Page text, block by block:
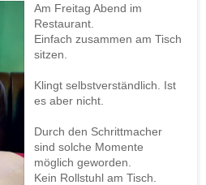
Am Freitag Abend im
Restaurant.
Einfach zusammen am Tisch
sitzen.
Klingt selbstverständlich. Ist
es aber nicht.
Durch den Schrittmacher
sind solche Momente
möglich geworden.
Kein Rollstuhl am Tisch.